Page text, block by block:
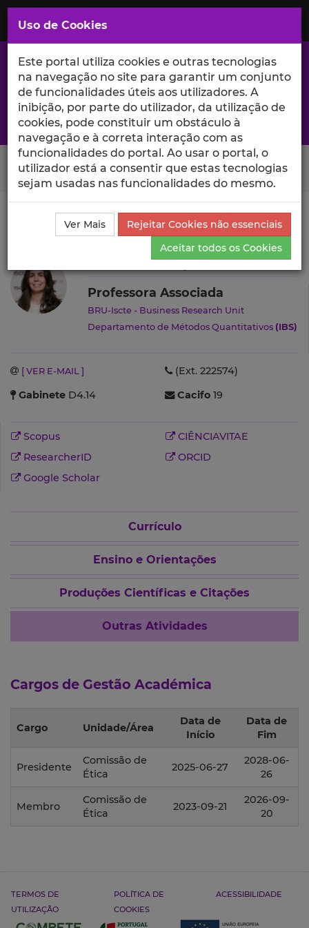
Saltar
para
Conteúdo
Principal
A excelência da investigação e ciência no Iscte
Search Button
Ciência_Iscte Autores Patrícia A. Filipe
Outras
Atividades
Patrícia A. Filipe
Professora Associada
BRU-Iscte - Business Research Unit
Departamento de Métodos Quantitativos (IBS)
[ VER E-MAIL ]
(Ext. 222574)
Gabinete D4.14 Cacifo 19
Scopus
CIÊNCIAVITAE
ResearcherID
ORCID
Google Scholar
Currículo
Ensino e Orientações
Produções Científicas e Citações
Outras Atividades
Cargos de Gestão Académica
Cargo Unidade/Área
Data de
Início
Data de
Fim
Presidente
Comissão de
Ética
2025-06-27
2028-06-
26
Membro
Comissão de
Ética
2023-09-21
2026-09-
20
TERMOS DE
UTILIZAÇÃO
POLÍTICA DE
COOKIES
ACESSIBILIDADE
Uso de Cookies
Este portal utiliza cookies e outras tecnologias
na navegação no site para garantir um conjunto
de funcionalidades úteis aos utilizadores. A
inibição, por parte do utilizador, da utilização de
cookies, pode constituir um obstáculo à
navegação e à correta interação com as
funcionalidades do portal. Ao usar o portal, o
utilizador está a consentir que estas tecnologias
sejam usadas nas funcionalidades do mesmo.
Ver Mais
Rejeitar Cookies não essenciais
Aceitar todos os Cookies